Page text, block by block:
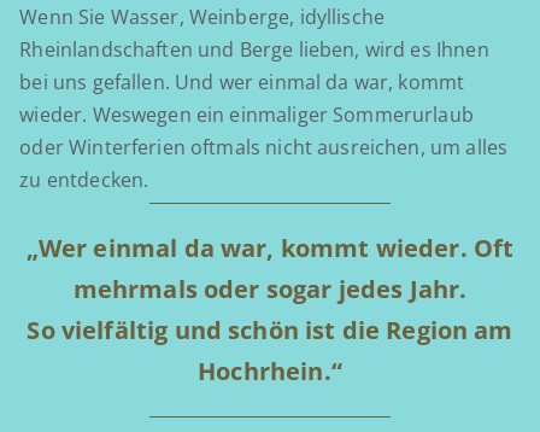
Wenn Sie Wasser, Weinberge, idyllische
Rheinlandschaften und Berge lieben, wird es Ihnen
bei uns gefallen. Und wer einmal da war, kommt
wieder. Weswegen ein einmaliger Sommerurlaub
oder Winterferien oftmals nicht ausreichen, um alles
zu entdecken.
„Wer einmal da war, kommt wieder. Oft
mehrmals oder sogar jedes Jahr.
So vielfältig und schön ist die Region am
Hochrhein.“